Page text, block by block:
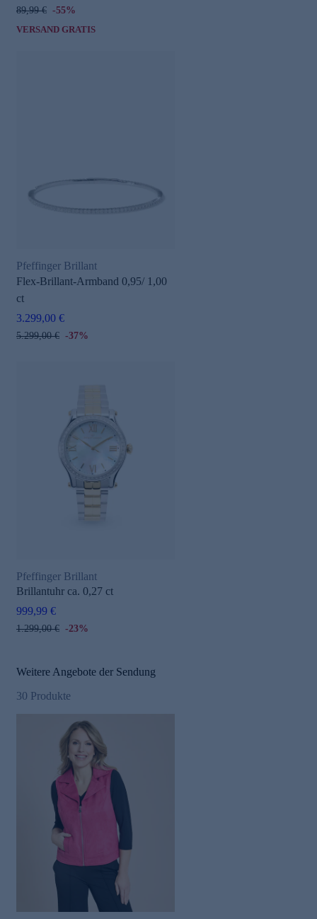
89,99 € -55%
VERSAND GRATIS
Pfeffinger Brillant
Flex-Brillant-Armband 0,95/ 1,00
ct
3.299,00 €
5.299,00 € -37%
Pfeffinger Brillant
Brillantuhr ca. 0,27 ct
999,99 €
1.299,00 € -23%
Weitere Angebote der Sendung
30 Produkte